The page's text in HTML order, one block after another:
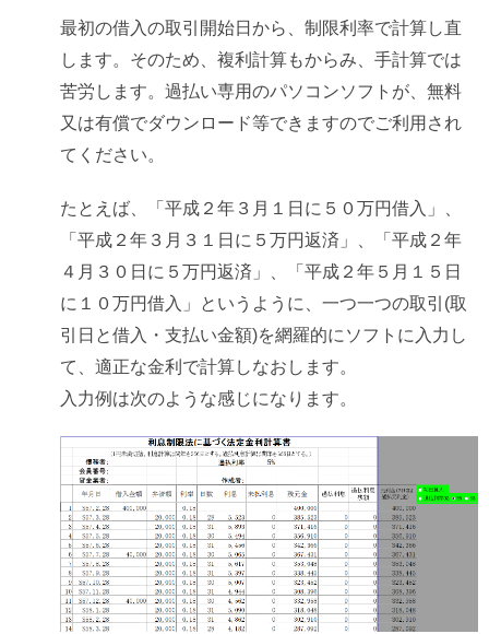
最初の借入の取引開始日から、制限利率で計算し直
します。そのため、複利計算もからみ、手計算では
苦労します。過払い専用のパソコンソフトが、無料
又は有償でダウンロード等できますのでご利用され
てください。
たとえば、「平成２年３月１日に５０万円借入」、
「平成２年３月３１日に５万円返済」、「平成２年
４月３０日に５万円返済」、「平成２年５月１５日
に１０万円借入」というように、一つ一つの取引(取
引日と借入・支払い金額)を網羅的にソフトに入力し
て、適正な金利で計算しなおします。
入力例は次のような感じになります。